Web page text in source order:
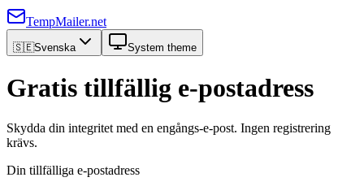
TempMailer.net
🇸🇪Svenska System theme
Gratis tillfällig e-postadress
Skydda din integritet med en engångs-e-post. Ingen registrering
krävs.
Din tillfälliga e-postadress